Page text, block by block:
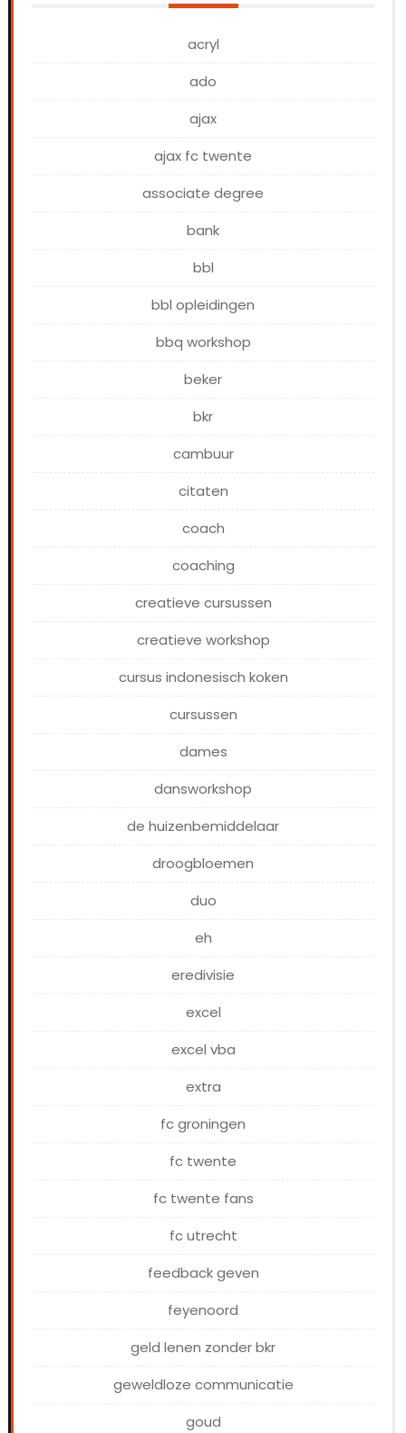
acryl
ado
ajax
ajax fc twente
associate degree
bank
bbl
bbl opleidingen
bbq workshop
beker
bkr
cambuur
citaten
coach
coaching
creatieve cursussen
creatieve workshop
cursus indonesisch koken
cursussen
dames
dansworkshop
de huizenbemiddelaar
droogbloemen
duo
eh
eredivisie
excel
excel vba
extra
fc groningen
fc twente
fc twente fans
fc utrecht
feedback geven
feyenoord
geld lenen zonder bkr
geweldloze communicatie
goud